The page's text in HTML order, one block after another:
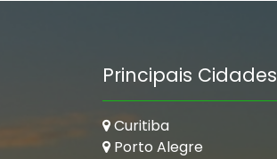
Principais Cidades
Curitiba
Porto Alegre